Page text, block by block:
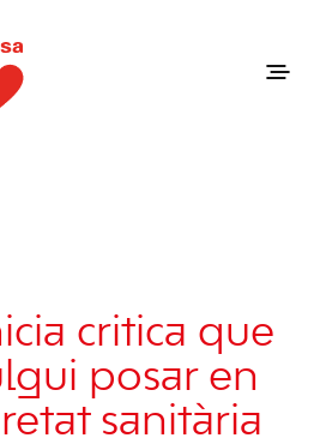
critica que
posar en
sanitària